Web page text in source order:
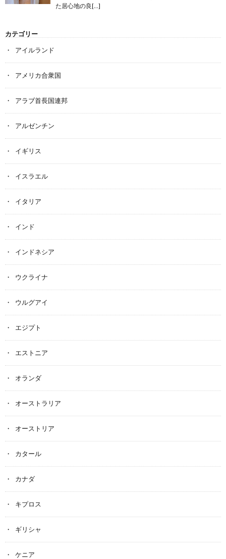
た居心地の良[…]
カテゴリー
アイルランド
アメリカ合衆国
アラブ首長国連邦
アルゼンチン
イギリス
イスラエル
イタリア
インド
インドネシア
ウクライナ
ウルグアイ
エジプト
エストニア
オランダ
オーストラリア
オーストリア
カタール
カナダ
キプロス
ギリシャ
ケニア